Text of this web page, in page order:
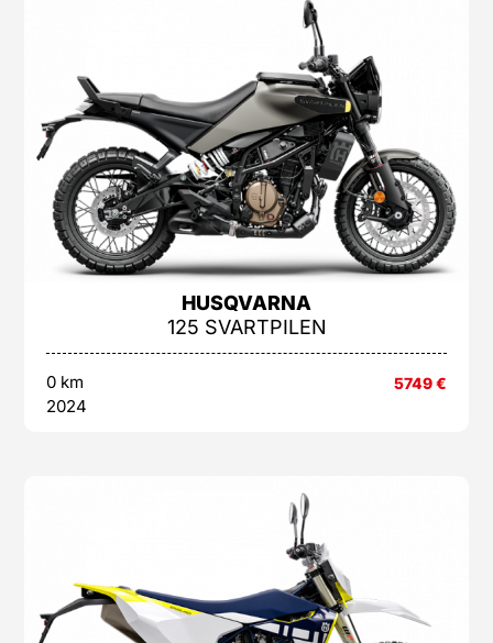
HUSQVARNA
125 SVARTPILEN
0 km
2024
5749€